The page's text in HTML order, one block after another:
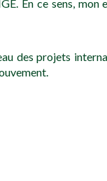
En ce sens, mon
des projets